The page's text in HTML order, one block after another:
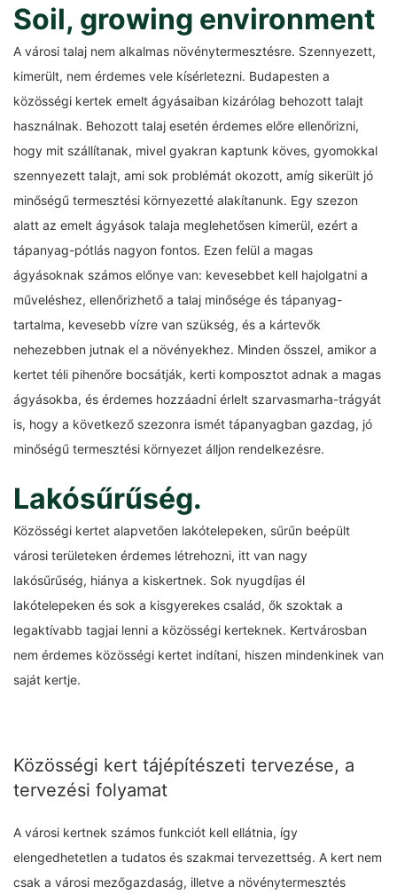
Soil, growing environment
A városi talaj nem alkalmas növénytermesztésre. Szennyezett,
kimerült, nem érdemes vele kísérletezni. Budapesten a
közösségi kertek emelt ágyásaiban kizárólag behozott talajt
használnak. Behozott talaj esetén érdemes előre ellenőrizni,
hogy mit szállítanak, mivel gyakran kaptunk köves, gyomokkal
szennyezett talajt, ami sok problémát okozott, amíg sikerült jó
minőségű termesztési környezetté alakítanunk. Egy szezon
alatt az emelt ágyások talaja meglehetősen kimerül, ezért a
tápanyag-pótlás nagyon fontos. Ezen felül a magas
ágyásoknak számos előnye van: kevesebbet kell hajolgatni a
műveléshez, ellenőrizhető a talaj minősége és tápanyag-
tartalma, kevesebb vízre van szükség, és a kártevők
nehezebben jutnak el a növényekhez. Minden ősszel, amikor a
kertet téli pihenőre bocsátják, kerti komposztot adnak a magas
ágyásokba, és érdemes hozzáadni érlelt szarvasmarha-trágyát
is, hogy a következő szezonra ismét tápanyagban gazdag, jó
minőségű termesztési környezet álljon rendelkezésre.
Lakósűrűség.
Közösségi kertet alapvetően lakótelepeken, sűrűn beépült
városi területeken érdemes létrehozni, itt van nagy
lakósűrűség, hiánya a kiskertnek. Sok nyugdíjas él
lakótelepeken és sok a kisgyerekes család, ők szoktak a
legaktívabb tagjai lenni a közösségi kerteknek. Kertvárosban
nem érdemes közösségi kertet indítani, hiszen mindenkinek van
saját kertje.
Közösségi kert tájépítészeti tervezése, a
tervezési folyamat
A városi kertnek számos funkciót kell ellátnia, így
elengedhetetlen a tudatos és szakmai tervezettség. A kert nem
csak a városi mezőgazdaság, illetve a növénytermesztés